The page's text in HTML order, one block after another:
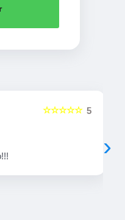
5
☆☆☆☆☆
›